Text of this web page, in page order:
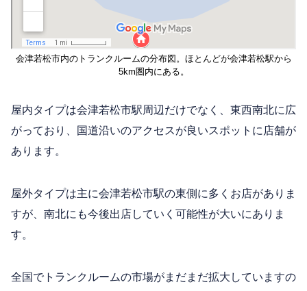
会津若松市内のトランクルームの分布図。ほとんどが会津若松駅から
5km圏内にある。
屋内タイプは会津若松市駅周辺だけでなく、東西南北に広
がっており、国道沿いのアクセスが良いスポットに店舗が
あります。
屋外タイプは主に会津若松市駅の東側に多くお店がありま
すが、南北にも今後出店していく可能性が大いにありま
す。
全国でトランクルームの市場がまだまだ拡大していますの